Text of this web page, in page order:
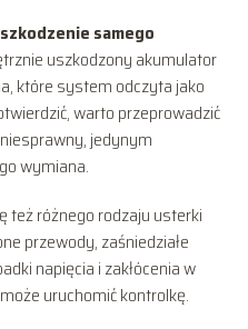
samego
uszkodzony akumulator
które system odczyta jako
warto przeprowadzić
jedynym
wymiana.
też różnego rodzaju usterki
przewody, zaśniedziałe
napięcia i zakłócenia w
uruchomić kontrolkę.